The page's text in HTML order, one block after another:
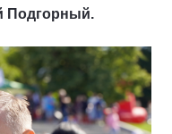
Подгорный.